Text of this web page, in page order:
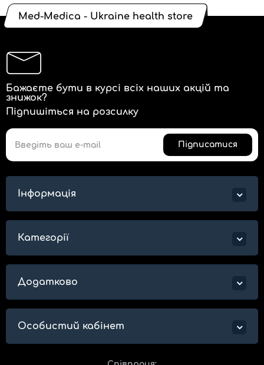
Med-Medica - Ukraine health store
Бажаєте бути в курсі всіх наших акцій та
знижок?
Підпишіться на розсилку
Підписатися
Інформація
Категорії
Додатково
Особистий кабінет